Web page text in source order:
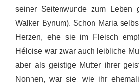
seiner Seitenwunde zum Leben
Walker Bynum). Schon Maria
Herzen, ehe sie im Fleisch
Héloise war zwar auch leibliche
aber als geistige Mutter ihrer
Nonnen, war sie, wie ihr